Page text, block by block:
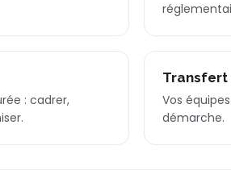
: cadrer,
Transfert
Vos
démarche.